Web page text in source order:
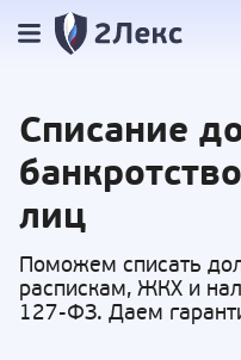
Списание
лиц
Поможем списать
распискам, ЖКХ и
127-ФЗ. Даем